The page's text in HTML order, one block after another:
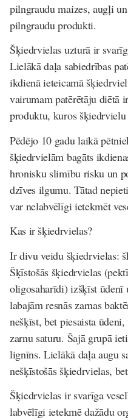
pilngraudu maizes, augļi
pilngraudu produkti.
Šķiedrvielas uzturā ir
Lielākā daļa sabiedrības
ikdienā ieteicamā
vairumam patērētāju diētā
produktu, kuros
Pēdējo 10 gadu laikā
šķiedrvielām bagāts
hronisku slimību risku un
dzīves ilgumu. Tātad
var nelabvēlīgi ietekmēt
Kas ir šķiedrvielas?
Ir divu veidu šķiedrvielas:
Šķīstošās šķiedrvielas
oligosaharīdi) izšķīst ūdenī
labajām resnās zarnas
nešķīst, bet piesaista
zarnu saturu. Šajā grupā
lignīns. Lielākā daļa augu
nešķīstošās šķiedrvielas,
Šķiedrvielas ir svarīga
labvēlīgi ietekmē dažādu